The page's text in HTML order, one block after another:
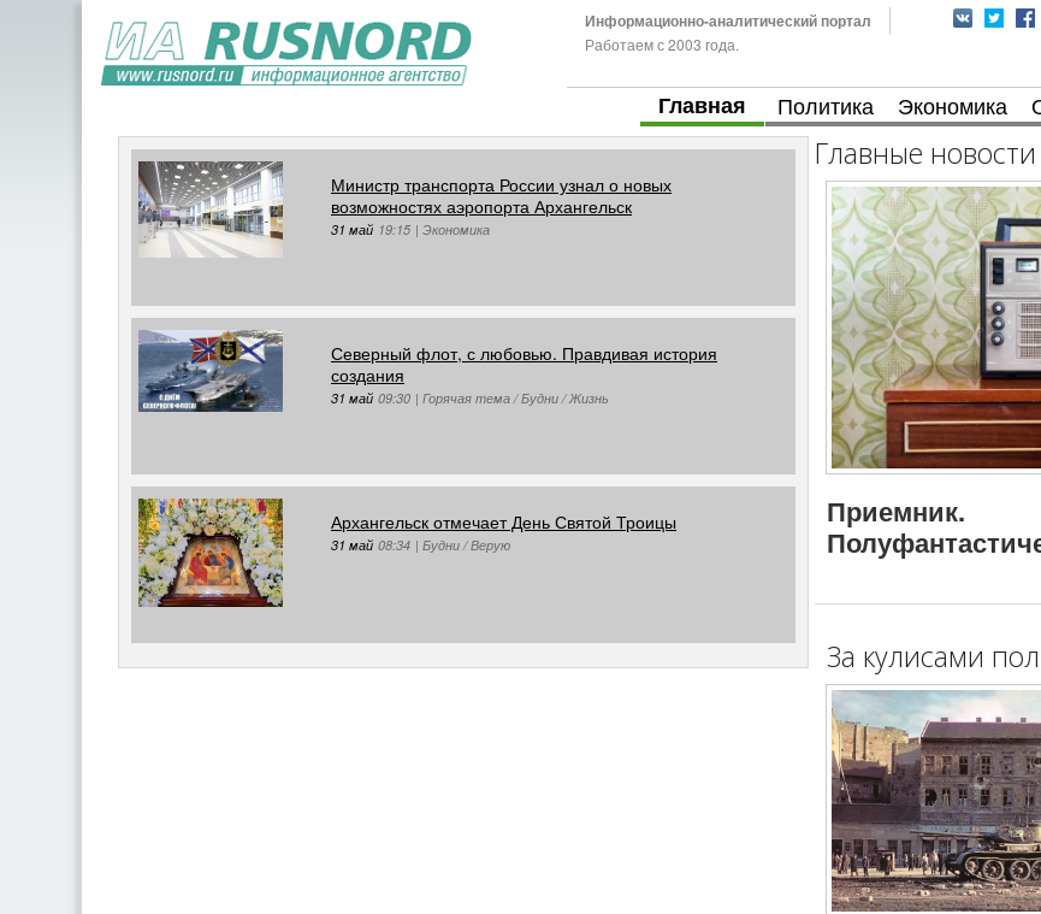
Информационно-аналитический портал
Работаем с 2003 года.
Главная Политика Экономика
Министр транспорта России узнал о новых
возможностях аэропорта Архангельск
31 май 19:15 | Экономика
Северный флот, с любовью. Правдивая история
создания
31 май 09:30 | Горячая тема / Будни / Жизнь
Архангельск отмечает День Святой Троицы
31 май 08:34 | Будни / Верую
Главные новости
Приемник.
За кулисами